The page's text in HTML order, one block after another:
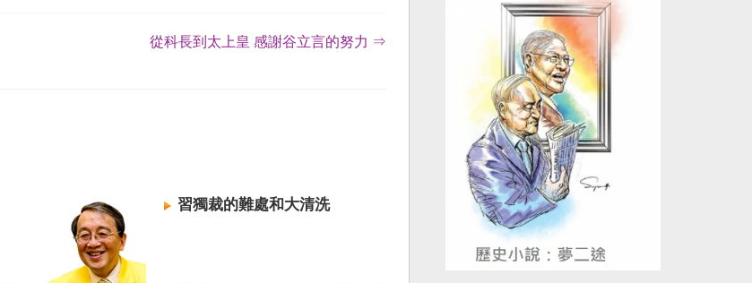
從科長到太上皇 感謝谷立言的努力 ⇒
習獨裁的難處和大清洗